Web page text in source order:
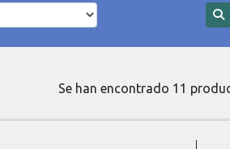
Se han encontrado 11